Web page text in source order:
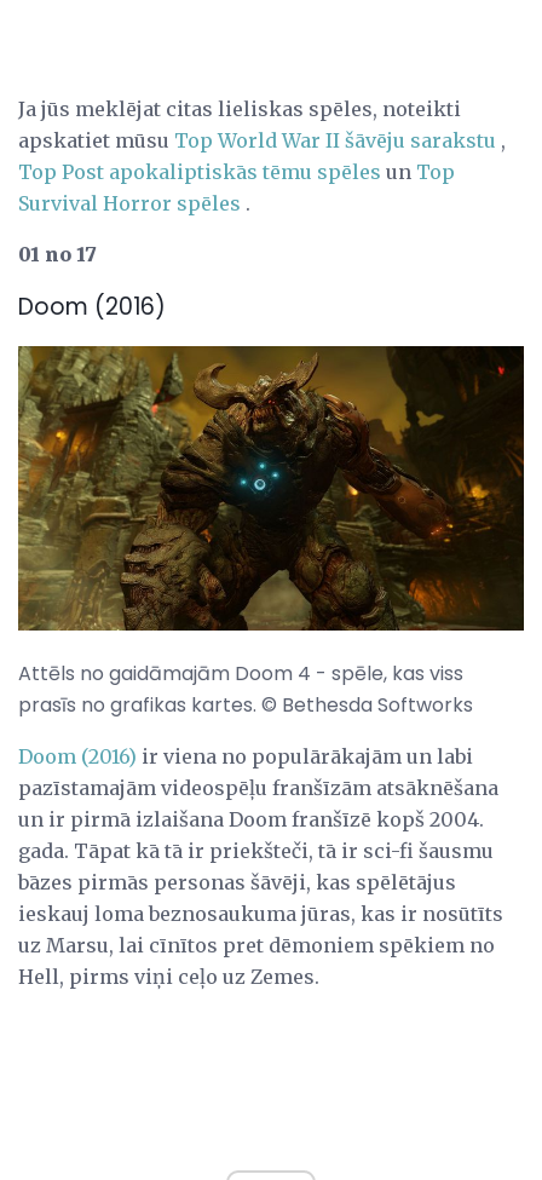
Ja jūs meklējat citas lieliskas spēles, noteikti
apskatiet mūsu Top World War II šāvēju sarakstu ,
Top Post apokaliptiskās tēmu spēles un Top
Survival Horror spēles .
01 no 17
Doom (2016)
Attēls no gaidāmajām Doom 4 - spēle, kas viss
prasīs no grafikas kartes. © Bethesda Softworks
Doom (2016) ir viena no populārākajām un labi
pazīstamajām videospēļu franšīzām atsāknēšana
un ir pirmā izlaišana Doom franšīzē kopš 2004.
gada. Tāpat kā tā ir priekšteči, tā ir sci-fi šausmu
bāzes pirmās personas šāvēji, kas spēlētājus
ieskauj loma beznosaukuma jūras, kas ir nosūtīts
uz Marsu, lai cīnītos pret dēmoniem spēkiem no
Hell, pirms viņi ceļo uz Zemes.